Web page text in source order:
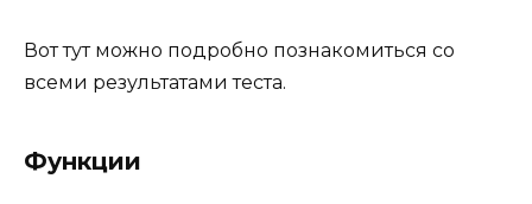
Вот тут можно подробно познакомиться со
всеми результатами теста.
Функции